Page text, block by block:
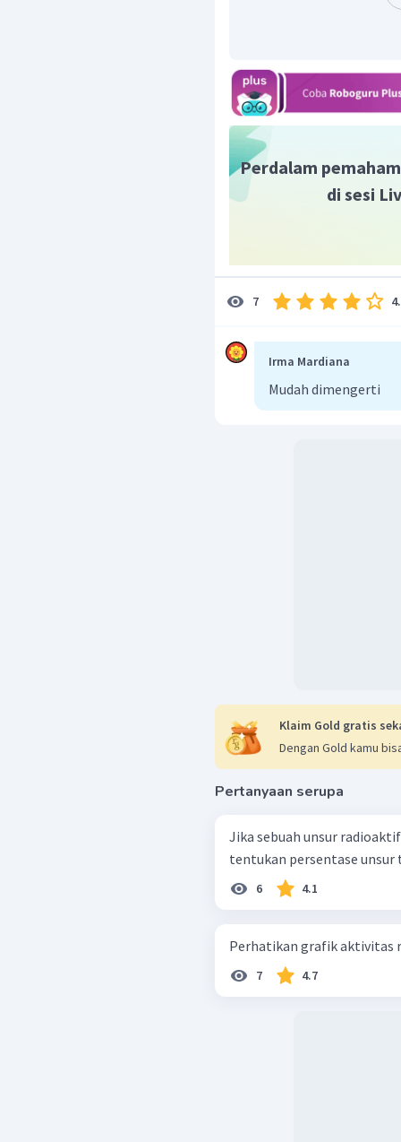
T1/2
T1/2 = 0,5 jam
Jadi, jawaban yang
Perdalam
di sesi
7
Irma Mardiana
Mudah dimengerti
Klaim Gold gratis
Dengan Gold kamu
Pertanyaan serupa
Jika sebuah unsur
tentukan persentase unsur
6 4.1
7 4.7